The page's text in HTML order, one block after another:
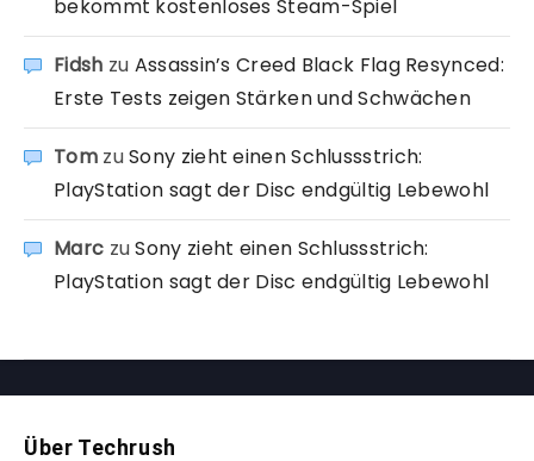
bekommt kostenloses Steam-Spiel
Fidsh zu Assassin’s Creed Black Flag Resynced:
Erste Tests zeigen Stärken und Schwächen
TomzuSony zieht einen Schlussstrich:
PlayStation sagt der Disc endgültig Lebewohl
Marc zuSony zieht einen Schlussstrich:
PlayStation sagt der Disc endgültig Lebewohl
Über Techrush